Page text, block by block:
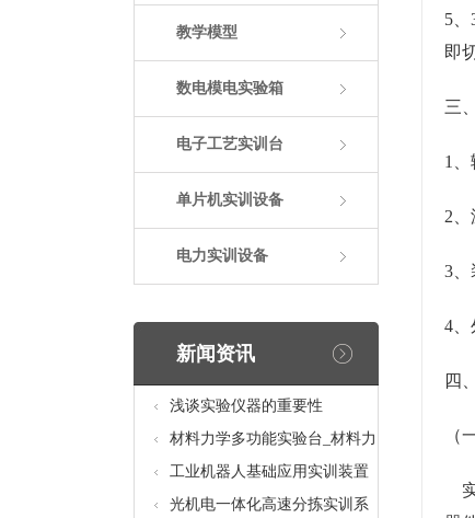
教学模型
数电模电实验箱
电子工艺实训台
单片机实训设备
电力实训设备
新闻资讯
浅谈实验仪器的重要性
材料力学多功能实验台_材料力
学多功能考核实验实训设备
工业机器人基础应用实训装置
台_工业机器人基础应用实训考
光机电一体化高速分拣实训系
5
即
三
1
2
3、
4、
四
（
实